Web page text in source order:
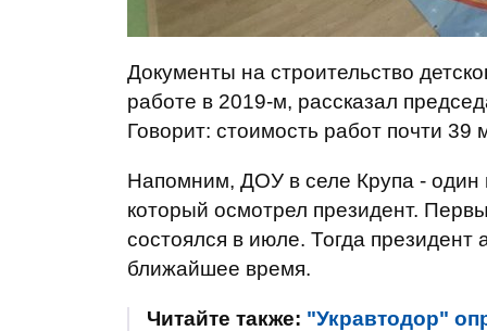
Документы на строительство
работе в 2019-м, рассказал
Говорит: стоимость работ почти 39
Напомним, ДОУ в селе Крупа - один
который осмотрел президент.
состоялся в июле. Тогда президент
ближайшее время.
Читайте также: "Укравтодор"